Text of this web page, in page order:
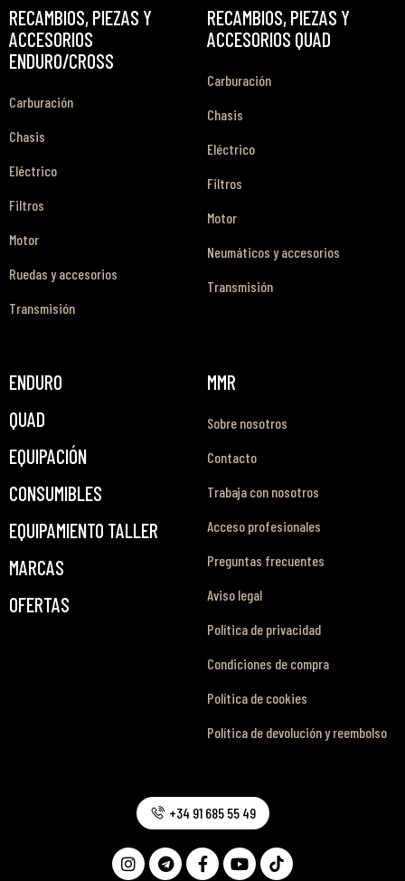
RECAMBIOS, PIEZAS Y
ACCESORIOS
ENDURO/CROSS
Carburación
Chasis
Eléctrico
Filtros
Motor
Ruedas y accesorios
Transmisión
RECAMBIOS, PIEZAS Y
ACCESORIOS QUAD
Carburación
Chasis
Eléctrico
Filtros
Motor
Neumáticos y accesorios
Transmisión
ENDURO
QUAD
EQUIPACIÓN
CONSUMIBLES
EQUIPAMIENTO TALLER
MARCAS
OFERTAS
MMR
Sobre nosotros
Contacto
Trabaja con nosotros
Acceso profesionales
Preguntas frecuentes
Aviso legal
Política de privacidad
Condiciones de compra
Política de cookies
Política de devolución y reembolso
+34 91 685 55 49